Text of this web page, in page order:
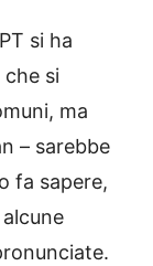
si ha
che si
ma
– sarebbe
fa sapere,